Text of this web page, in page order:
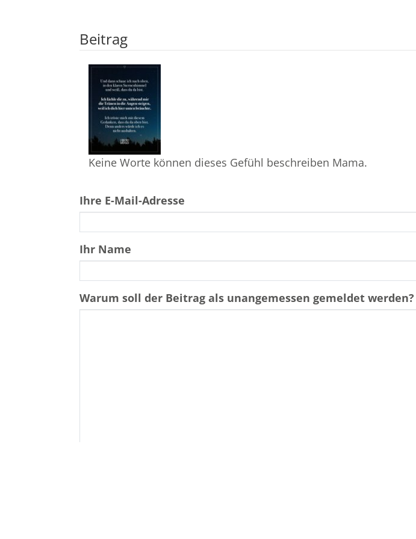
Beitrag
Keine Worte können dieses Gefühl beschreiben Mama.
Ihre E-Mail-Adresse
Ihr Name
Warum soll der Beitrag als unangemessen gemeldet werden?